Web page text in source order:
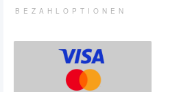
BEZAHLOPTIONEN